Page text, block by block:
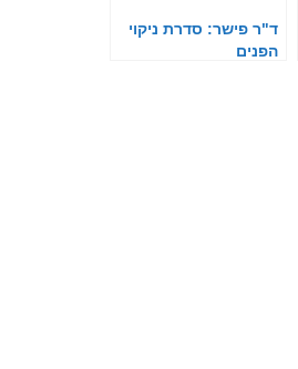
ד"ר פישר: סדרת ניקוי
הפנים